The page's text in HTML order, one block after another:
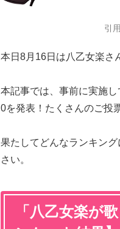
引
本日8月16日は八乙女楽さ
本記事では、事前に実施し
0を発表！たくさんのご投
果たしてどんなランキン
さい。
「八乙女楽が